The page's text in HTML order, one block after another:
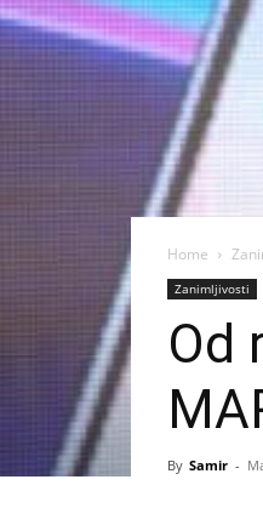
Home
Zanimljivosti
Od
By Samir -